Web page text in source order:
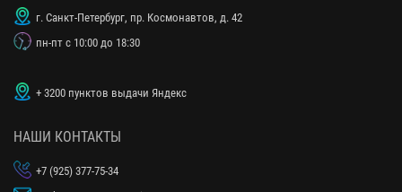
г. Санкт-Петербург, пр. Космонавтов, д. 42
пн-пт с 10:00 до 18:30
+ 3200 пунктов выдачи Яндекс
НАШИ КОНТАКТЫ
+7 (925) 377-75-34